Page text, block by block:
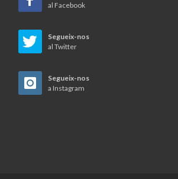
al Facebook
Segueix-nos
al Twitter
Segueix-nos
a Instagram